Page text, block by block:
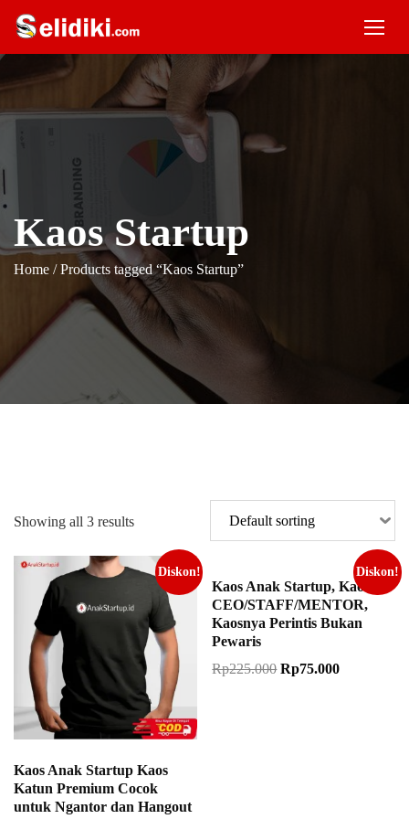
Kaos Startup
Home / Products tagged “Kaos Startup”
Showing all 3 results
Diskon!
Kaos Anak Startup Kaos
Katun Premium Cocok
untuk Ngantor dan Hangout
Diskon!
Kaos Anak Startup, Kaos
CEO/STAFF/MENTOR,
Kaosnya Perintis Bukan
Pewaris
Rp225.000 Rp75.000